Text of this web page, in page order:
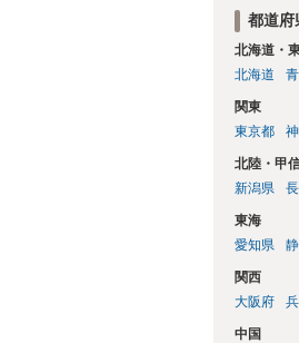
都道府
北海道・
北海道
関東
東京都
北陸・甲
新潟県
東海
愛知県
関西
大阪府
中国